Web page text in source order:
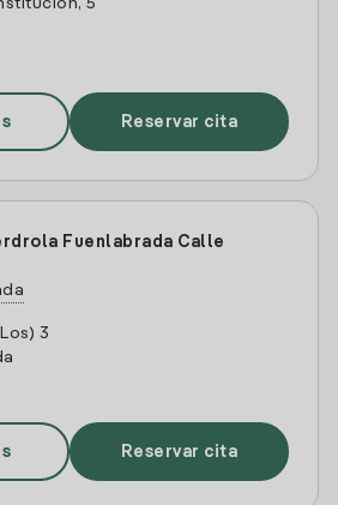
5
Reservar cita
Fuenlabrada Calle
3
Reservar cita